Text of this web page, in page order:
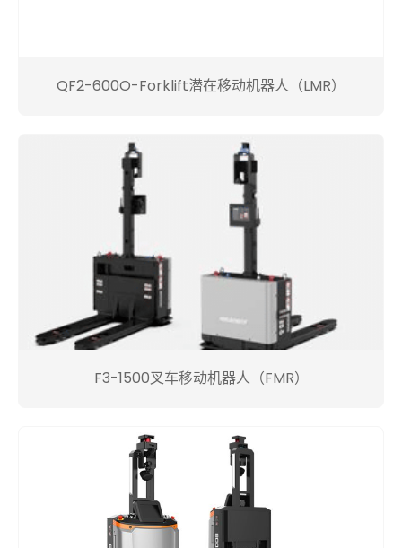
QF2-600O-Forklift潜在移动机器人（LMR）
F3-1500叉车移动机器人（FMR）